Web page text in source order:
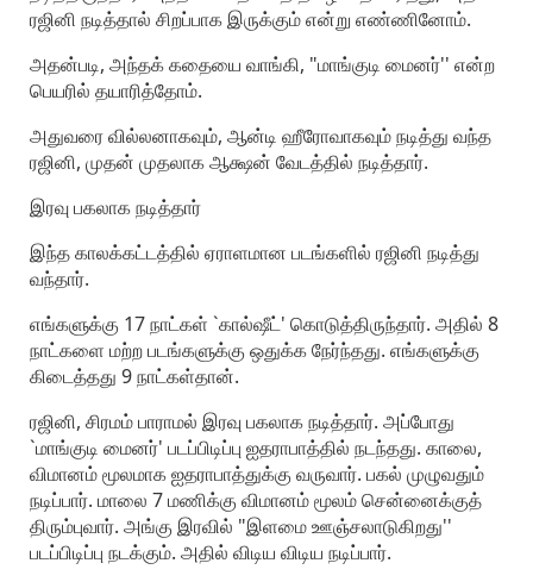
ரஜினி நடித்தால் சிறப்பாக இருக்கும் என்று எண்ணினோம்.
அதன்படி, அந்தக் கதையை வாங்கி, "மாங்குடி மைனர்'' என்ற
பெயரில் தயாரித்தோம்.
அதுவரை வில்லனாகவும், ஆன்டி ஹீரோவாகவும் நடித்து வந்த
ரஜினி, முதன் முதலாக ஆக்ஷன் வேடத்தில் நடித்தார்.
இரவு பகலாக நடித்தார்
இந்த காலக்கட்டத்தில் ஏராளமான படங்களில் ரஜினி நடித்து
வந்தார்.
எங்களுக்கு 17 நாட்கள் `கால்ஷீட்' கொடுத்திருந்தார். அதில் 8
நாட்களை மற்ற படங்களுக்கு ஒதுக்க நேர்ந்தது. எங்களுக்கு
கிடைத்தது 9 நாட்கள்தான்.
ரஜினி, சிரமம் பாராமல் இரவு பகலாக நடித்தார். அப்போது
`மாங்குடி மைனர்' படப்பிடிப்பு ஐதராபாத்தில் நடந்தது. காலை,
விமானம் மூலமாக ஐதராபாத்துக்கு வருவார். பகல் முழுவதும்
நடிப்பார். மாலை 7 மணிக்கு விமானம் மூலம் சென்னைக்குத்
திரும்புவார். அங்கு இரவில் "இளமை ஊஞ்சலாடுகிறது''
படப்பிடிப்பு நடக்கும். அதில் விடிய விடிய நடிப்பார்.